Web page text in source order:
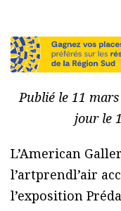
Publié le 11
jour le
L’American
l’artprendl’air
l’exposition